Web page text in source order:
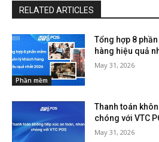
RELATED ARTICLES
Phần mềm
Tổng hợp 8
hàng hiệu quả
May 31, 2026
Thanh toán
chóng với VTC
May 31, 2026